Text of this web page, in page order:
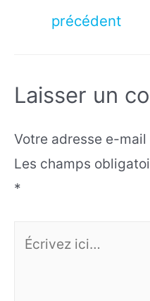
l’article
précédent
Laisser un
Votre adresse e-
Les champs
*
Écrivez